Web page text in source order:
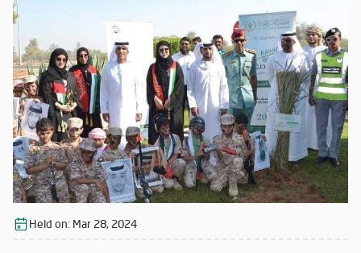
وواجبها تجاه الإمارة؛ إذ قامت برعاية ذهبية للفعاليات والنشاطات
والمبادرات الدينية والاجتماعية المتنوعة التي تحاكي روحانيات شهر رمضان
المبارك، انسجاماً مع نهج الخير والعطاء الذي تتبناه الجمعية منذ تأسيسها،
وتعزيزاً لمكانة الإمارة وإبراز دورها في نشر قيم الخير والمحبة في الشهر
الفضيل.
Held on: Mar 28, 2024